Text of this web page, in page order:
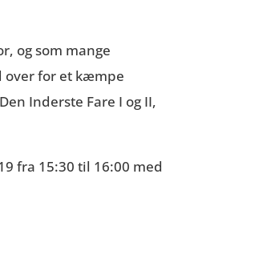
og som mange
over for et kæmpe
Inderste Fare I og II,
fra 15:30 til 16:00 med